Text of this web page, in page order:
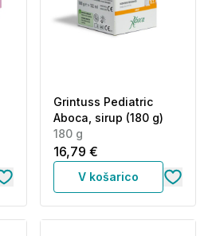
Grintuss Pediatric
Aboca, sirup (180 g)
180 g
16,79 €
V košarico